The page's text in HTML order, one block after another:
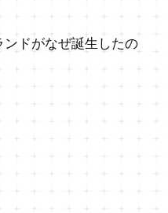
ンドがなぜ誕生したの